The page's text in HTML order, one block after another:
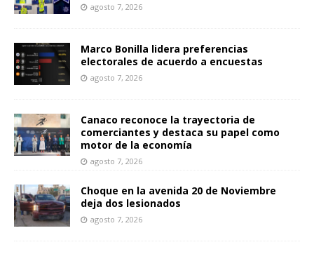
agosto 7, 2026
Marco Bonilla lidera preferencias
electorales de acuerdo a encuestas
agosto 7, 2026
Canaco reconoce la trayectoria de
comerciantes y destaca su papel como
motor de la economía
agosto 7, 2026
Choque en la avenida 20 de Noviembre
deja dos lesionados
agosto 7, 2026